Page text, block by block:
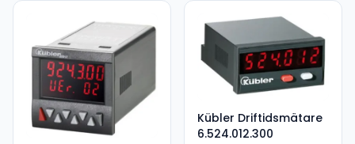
Kübler Driftidsmätare
6.524.012.300